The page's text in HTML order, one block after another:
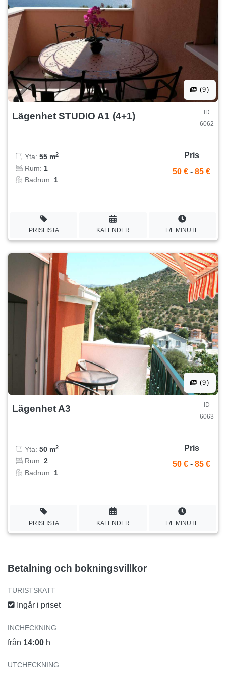
(9)
Lägenhet STUDIO A1 (4+1)
ID
6062
Yta: 55 m2
Rum: 1
Badrum: 1
Pris
50 € - 85 €
PRISLISTA KALENDER F/L MINUTE
(9)
Lägenhet A3
ID
6063
Yta: 50 m2
Rum: 2
Badrum: 1
Pris
50 € - 85 €
PRISLISTA KALENDER F/L MINUTE
Betalning och bokningsvillkor
TURISTSKATT
Ingår i priset
INCHECKNING
från 14:00 h
UTCHECKNING